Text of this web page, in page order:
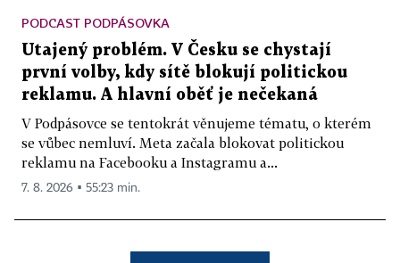
PODCAST PODPÁSOVKA
Utajený problém. V Česku se chystají
první volby, kdy sítě blokují politickou
reklamu. A hlavní oběť je nečekaná
V Podpásovce se tentokrát věnujeme tématu, o kterém
se vůbec nemluví. Meta začala blokovat politickou
reklamu na Facebooku a Instagramu a...
7. 8. 2026 ▪ 55:23 min.